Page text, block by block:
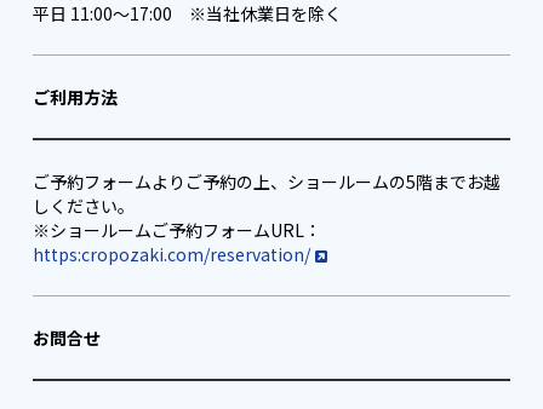
平日 11:00～17:00 ※当社休業日を除く
ご利用方法
ご予約フォームよりご予約の上、ショールームの5階までお越
しください。
※ショールームご予約フォームURL：
https:cropozaki.com/reservation/
お問合せ